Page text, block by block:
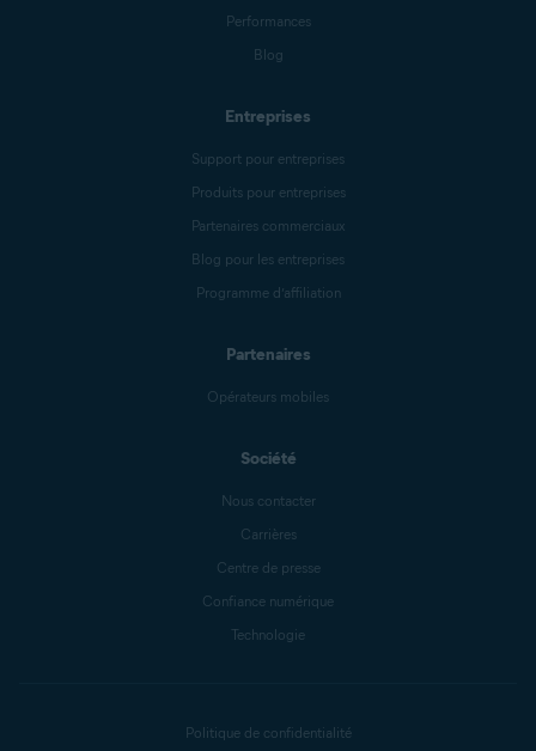
Performances
Blog
Entreprises
Support pour entreprises
Produits pour entreprises
Partenaires commerciaux
Blog pour les entreprises
Programme d’affiliation
Partenaires
Opérateurs mobiles
Société
Nous contacter
Carrières
Centre de presse
Confiance numérique
Technologie
Politique de confidentialité